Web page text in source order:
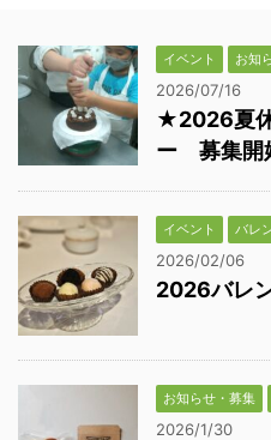
イベント お知
2026/07/16
★2026夏
ー 募集開
イベント バレ
2026/02/06
2026バレ
お知らせ・募集
2026/1/30